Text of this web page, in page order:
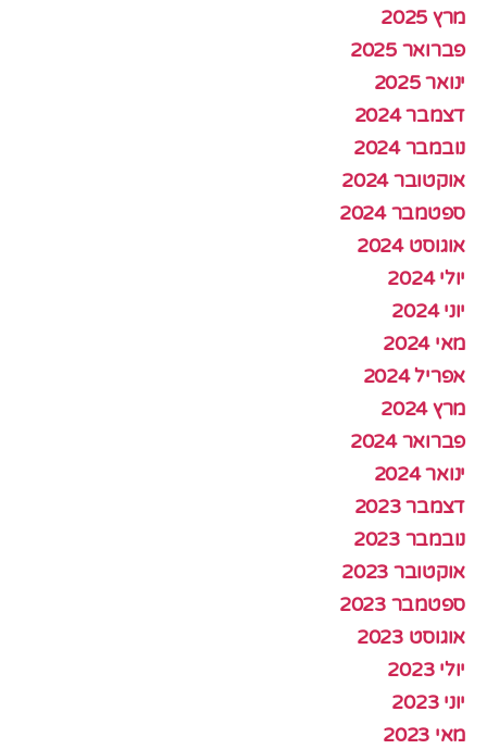
מרץ 2025
פברואר 2025
ינואר 2025
דצמבר 2024
נובמבר 2024
אוקטובר 2024
ספטמבר 2024
אוגוסט 2024
יולי 2024
יוני 2024
מאי 2024
אפריל 2024
מרץ 2024
פברואר 2024
ינואר 2024
דצמבר 2023
נובמבר 2023
אוקטובר 2023
ספטמבר 2023
אוגוסט 2023
יולי 2023
יוני 2023
מאי 2023